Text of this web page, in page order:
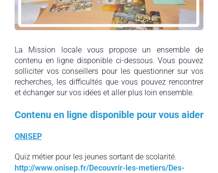
La Mission locale vous propose un ensemble de
contenu en ligne disponible ci-dessous. Vous pouvez
solliciter vos conseillers pour les questionner sur vos
recherches, les difficultés que vous pouvez rencontrer
et échanger sur vos idées et aller plus loin ensemble.
Contenu en ligne disponible pour vous aider
ONISEP
Quiz métier pour les jeunes sortant de scolarité.
http://www.onisep.fr/Decouvrir-les-metiers/Des-